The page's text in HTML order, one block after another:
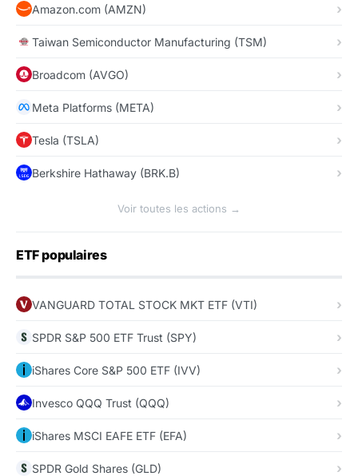
Amazon.com (AMZN)
Taiwan Semiconductor Manufacturing (TSM)
Broadcom (AVGO)
Meta Platforms (META)
Tesla (TSLA)
Berkshire Hathaway (BRK.B)
Voir toutes les actions →
ETF populaires
VANGUARD TOTAL STOCK MKT ETF (VTI)
SPDR S&P 500 ETF Trust (SPY)
iShares Core S&P 500 ETF (IVV)
Invesco QQQ Trust (QQQ)
iShares MSCI EAFE ETF (EFA)
SPDR Gold Shares (GLD)